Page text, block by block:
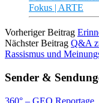
Fokus | ARTE
Vorheriger Beitrag
Nächster Beitrag Q&A
Rassismus und
Sender &
360° – GEO Reportage